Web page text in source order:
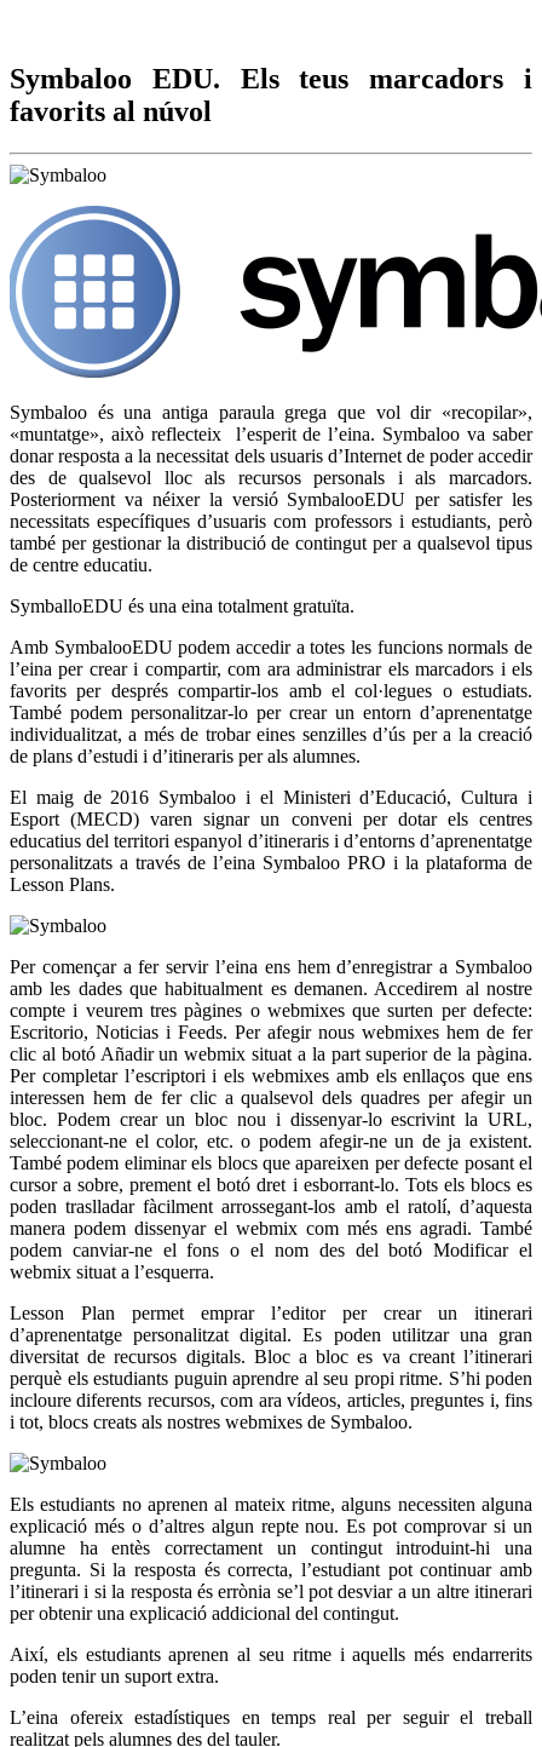
Symbaloo EDU. Els teus marcadors i
favorits al núvol
Symbaloo és una antiga paraula grega que vol dir «recopilar»,
«muntatge», això reflecteix l’esperit de l’eina. Symbaloo va saber
donar resposta a la necessitat dels usuaris d’Internet de poder accedir
des de qualsevol lloc als recursos personals i als marcadors.
Posteriorment va néixer la versió SymbalooEDU per satisfer les
necessitats específiques d’usuaris com professors i estudiants, però
també per gestionar la distribució de contingut per a qualsevol tipus
de centre educatiu.
SymballoEDU és una eina totalment gratuïta.
Amb SymbalooEDU podem accedir a totes les funcions normals de
l’eina per crear i compartir, com ara administrar els marcadors i els
favorits per després compartir-los amb el col·legues o estudiats.
També podem personalitzar-lo per crear un entorn d’aprenentatge
individualitzat, a més de trobar eines senzilles d’ús per a la creació
de plans d’estudi i d’itineraris per als alumnes.
El maig de 2016 Symbaloo i el Ministeri d’Educació, Cultura i
Esport (MECD) varen signar un conveni per dotar els centres
educatius del territori espanyol d’itineraris i d’entorns d’aprenentatge
personalitzats a través de l’eina Symbaloo PRO i la plataforma de
Lesson Plans.
Per començar a fer servir l’eina ens hem d’enregistrar a Symbaloo
amb les dades que habitualment es demanen. Accedirem al nostre
compte i veurem tres pàgines o webmixes que surten per defecte:
Escritorio, Noticias i Feeds. Per afegir nous webmixes hem de fer
clic al botó Añadir un webmix situat a la part superior de la pàgina.
Per completar l’escriptori i els webmixes amb els enllaços que ens
interessen hem de fer clic a qualsevol dels quadres per afegir un
bloc. Podem crear un bloc nou i dissenyar-lo escrivint la URL,
seleccionant-ne el color, etc. o podem afegir-ne un de ja existent.
També podem eliminar els blocs que apareixen per defecte posant el
cursor a sobre, prement el botó dret i esborrant-lo. Tots els blocs es
poden traslladar fàcilment arrossegant-los amb el ratolí, d’aquesta
manera podem dissenyar el webmix com més ens agradi. També
podem canviar-ne el fons o el nom des del botó Modificar el
webmix situat a l’esquerra.
Lesson Plan permet emprar l’editor per crear un itinerari
d’aprenentatge personalitzat digital. Es poden utilitzar una gran
diversitat de recursos digitals. Bloc a bloc es va creant l’itinerari
perquè els estudiants puguin aprendre al seu propi ritme. S’hi poden
incloure diferents recursos, com ara vídeos, articles, preguntes i, fins
i tot, blocs creats als nostres webmixes de Symbaloo.
Els estudiants no aprenen al mateix ritme, alguns necessiten alguna
explicació més o d’altres algun repte nou. Es pot comprovar si un
alumne ha entès correctament un contingut introduint-hi una
pregunta. Si la resposta és correcta, l’estudiant pot continuar amb
l’itinerari i si la resposta és errònia se’l pot desviar a un altre itinerari
per obtenir una explicació addicional del contingut.
Així, els estudiants aprenen al seu ritme i aquells més endarrerits
poden tenir un suport extra.
L’eina ofereix estadístiques en temps real per seguir el treball
realitzat pels alumnes des del tauler.